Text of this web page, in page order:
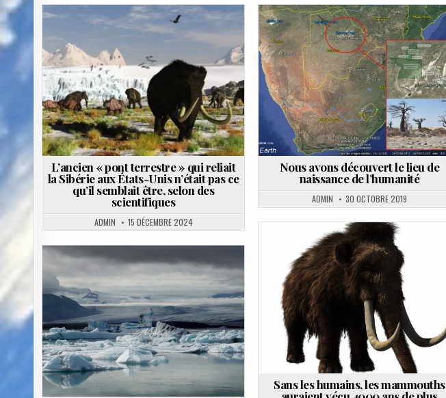
in
L’ancien « pont terrestre » qui reliait
la Sibérie aux États-Unis n’était pas ce
qu’il semblait être, selon des
scientifiques
ADMIN 15 DÉCEMBRE 2024
Posted
in
Nous avons découvert le lieu de
naissance de l’humanité
ADMIN 30 OCTOBRE 2019
Posted
in
Sans les humains, les mammouths
Posted
in